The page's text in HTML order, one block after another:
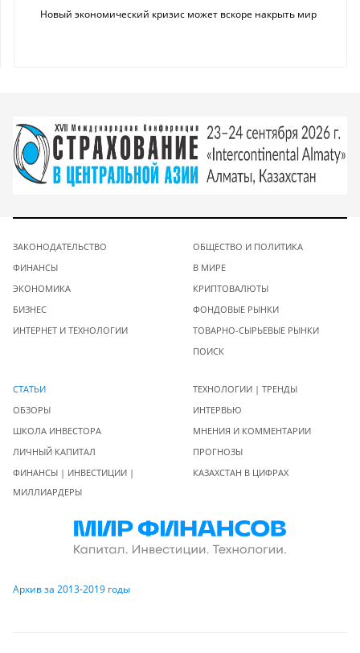
Новый экономический кризис может вскоре накрыть мир
ЗАКОНОДАТЕЛЬСТВО
ФИНАНСЫ
ЭКОНОМИКА
БИЗНЕС
ИНТЕРНЕТ И ТЕХНОЛОГИИ
ОБЩЕСТВО И ПОЛИТИКА
В МИРЕ
КРИПТОВАЛЮТЫ
ФОНДОВЫЕ РЫНКИ
ТОВАРНО-СЫРЬЕВЫЕ РЫНКИ
ПОИСК
СТАТЬИ
ОБЗОРЫ
ШКОЛА ИНВЕСТОРА
ЛИЧНЫЙ КАПИТАЛ
ФИНАНСЫ | ИНВЕСТИЦИИ |
МИЛЛИАРДЕРЫ
ТЕХНОЛОГИИ | ТРЕНДЫ
ИНТЕРВЬЮ
МНЕНИЯ И КОММЕНТАРИИ
ПРОГНОЗЫ
КАЗАХСТАН В ЦИФРАХ
Архив за 2013-2019 годы